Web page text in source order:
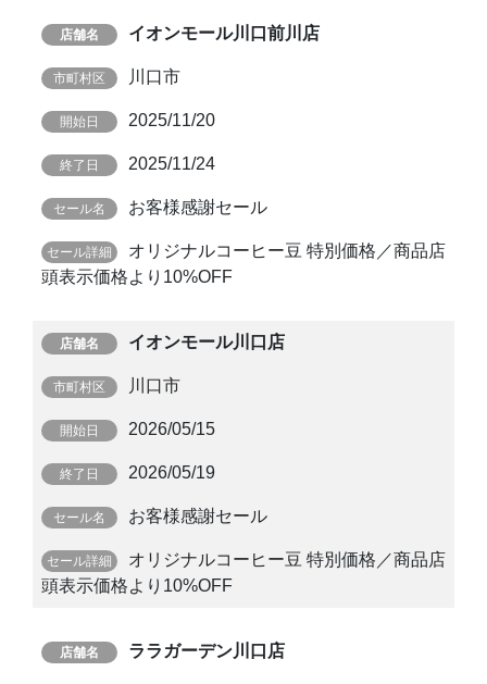
イオンモール川口前川店
川口市
2025/11/20
2025/11/24
お客様感謝セール
オリジナルコーヒー豆 特別価格／商品店
頭表示価格より10%OFF
イオンモール川口店
川口市
2026/05/15
2026/05/19
お客様感謝セール
オリジナルコーヒー豆 特別価格／商品店
頭表示価格より10%OFF
ララガーデン川口店